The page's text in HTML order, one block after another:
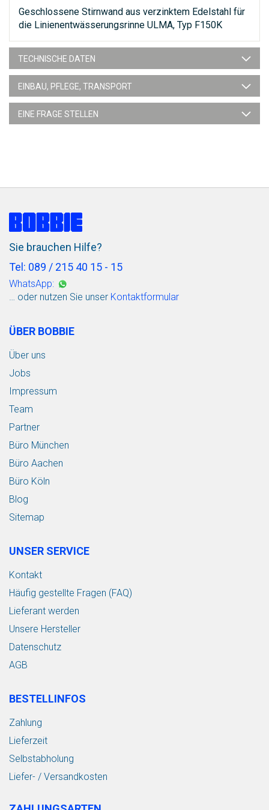
Geschlossene Stirnwand aus verzinktem Edelstahl für
die Linienentwässerungsrinne ULMA, Typ F150K
TECHNISCHE DATEN
EINBAU, PFLEGE, TRANSPORT
EINE FRAGE STELLEN
Sie brauchen Hilfe?
Tel: 089 / 215 40 15 - 15
WhatsApp:
… oder nutzen Sie unser Kontaktformular
ÜBER BOBBIE
Über uns
Jobs
Impressum
Team
Partner
Büro München
Büro Aachen
Büro Köln
Blog
Sitemap
UNSER SERVICE
Kontakt
Häufig gestellte Fragen (FAQ)
Lieferant werden
Unsere Hersteller
Datenschutz
AGB
BESTELLINFOS
Zahlung
Lieferzeit
Selbstabholung
Liefer- / Versandkosten